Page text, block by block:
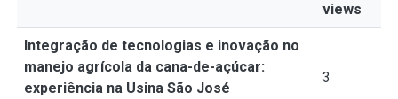
views
Integração de tecnologias e inovação no
manejo agrícola da cana-de-açúcar:
experiência na Usina São José
3